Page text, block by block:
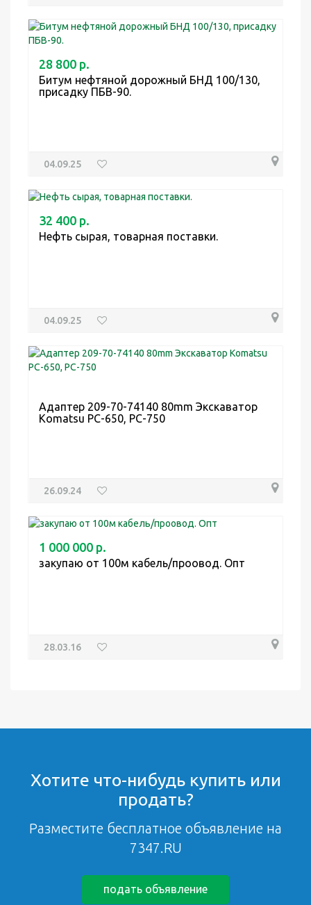
28 800 р.
Битум нефтяной дорожный БНД 100/130,
присадку ПБВ-90.
04.09.25
32 400 р.
Нефть сырая, товарная поставки.
04.09.25
Адаптер 209-70-74140 80mm Экскаватор
Komatsu PC-650, PC-750
26.09.24
1 000 000 р.
закупаю от 100м кабель/проовод. Опт
28.03.16
Хотите что-нибудь купить или
продать?
Разместите бесплатное объявление на
7347.RU
подать объявление